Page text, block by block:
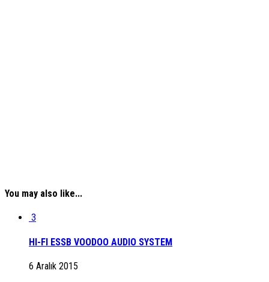
You may also like...
3
HI-FI ESSB VOODOO AUDIO SYSTEM
6 Aralık 2015